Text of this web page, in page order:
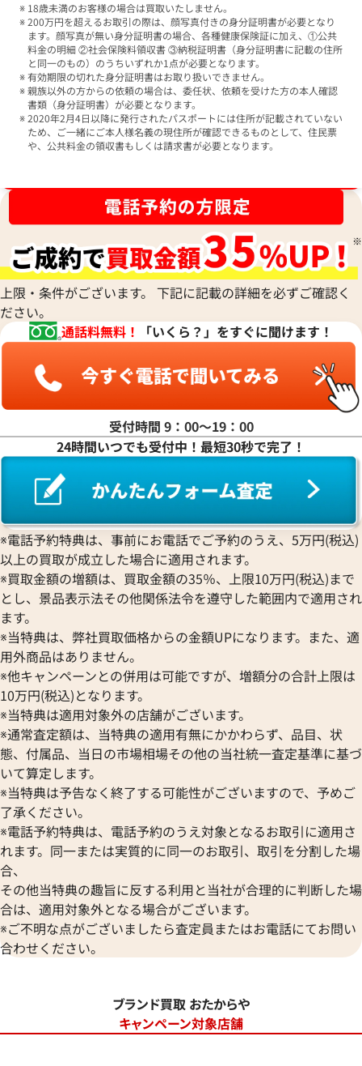
18歳未満のお客様の場合は買取いたしません。
200万円を超えるお取引の際は、顔写真付きの身分証明書が必要となり
ます。顔写真が無い身分証明書の場合、各種健康保険証に加え、①公共
料金の明細 ②社会保険料領収書 ③納税証明書（身分証明書に記載の住所
と同一のもの）のうちいずれか1点が必要となります。
有効期限の切れた身分証明書はお取り扱いできません。
親族以外の方からの依頼の場合は、委任状、依頼を受けた方の本人確認
書類（身分証明書）が必要となります。
2020年2月4日以降に発行されたパスポートには住所が記載されていない
ため、ご一緒にご本人様名義の現住所が確認できるものとして、住民票
や、公共料金の領収書もしくは請求書が必要となります。
上限・条件がございます。 下記に記載の詳細を必ずご確認く
ださい。
通話料無料！
「いくら？」をすぐに聞けます！
受付時間 9：00〜19：00
24時間いつでも受付中！最短30秒で完了！
※電話予約特典は、事前にお電話でご予約のうえ、5万円(税込)
以上の買取が成立した場合に適用されます。
※買取金額の増額は、買取金額の35％、上限10万円(税込)まで
とし、景品表示法その他関係法令を遵守した範囲内で適用され
ます。
※当特典は、弊社買取価格からの金額UPになります。また、適
用外商品はありません。
※他キャンペーンとの併用は可能ですが、増額分の合計上限は
10万円(税込)となります。
※当特典は適用対象外の店舗がございます。
※通常査定額は、当特典の適用有無にかかわらず、品目、状
態、付属品、当日の市場相場その他の当社統一査定基準に基づ
いて算定します。
※当特典は予告なく終了する可能性がございますので、予めご
了承ください。
※電話予約特典は、電話予約のうえ対象となるお取引に適用さ
れます。同一または実質的に同一のお取引、取引を分割した場
合、
その他当特典の趣旨に反する利用と当社が合理的に判断した場
合は、適用対象外となる場合がございます。
※ご不明な点がございましたら査定員またはお電話にてお問い
合わせください。
ブランド買取 おたからや
キャンペーン対象店舗